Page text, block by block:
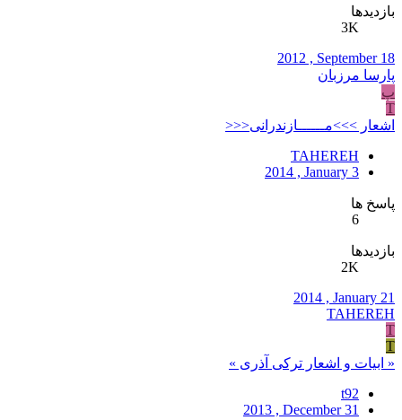
بازدیدها
3K
2012 , September 18
پارسا مرزبان
پ
T
اشعار >>>مــــــازندرانی<<<
TAHEREH
2014 , January 3
پاسخ ها
6
بازدیدها
2K
2014 , January 21
TAHEREH
T
T
« ابیات و اشعار ترکی آذری »
t92
2013 , December 31